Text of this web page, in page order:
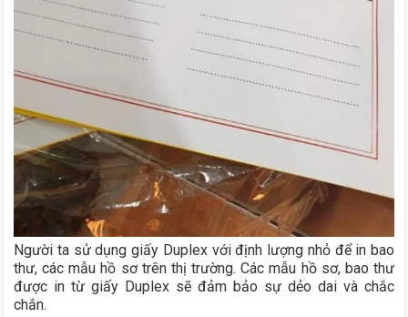
Người ta sử dụng giấy Duplex với định lượng nhỏ để in bao
thư, các mẫu hồ sơ trên thị trường. Các mẫu hồ sơ, bao thư
được in từ giấy Duplex sẽ đảm bảo sự dẻo dai và chắc
chắn.